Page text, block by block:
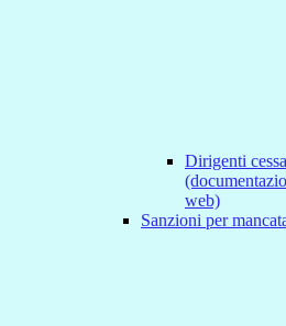
Dirigenti
web)
Sanzioni per